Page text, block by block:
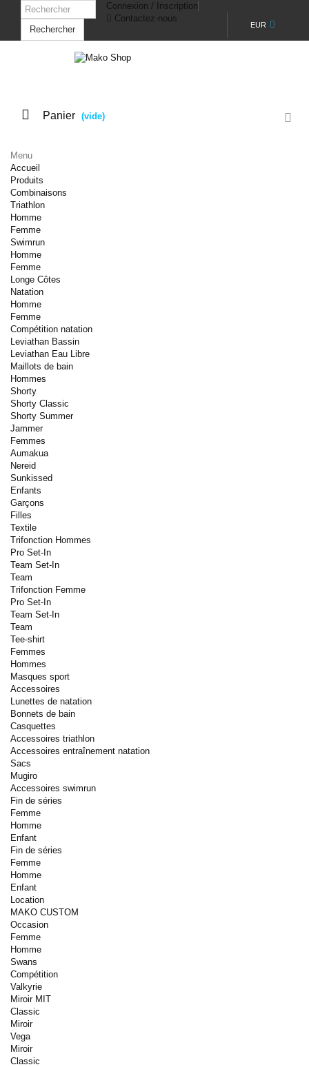
Rechercher
Connexion / Inscription
EUR
Contactez-nous
Panier (vide)
Menu
Accueil
Produits
Combinaisons
Triathlon
Homme
Femme
Swimrun
Homme
Femme
Longe Côtes
Natation
Homme
Femme
Compétition natation
Leviathan Bassin
Leviathan Eau Libre
Maillots de bain
Hommes
Shorty
Shorty Classic
Shorty Summer
Jammer
Femmes
Aumakua
Nereid
Sunkissed
Enfants
Garçons
Filles
Textile
Trifonction Hommes
Pro Set-In
Team Set-In
Team
Trifonction Femme
Pro Set-In
Team Set-In
Team
Tee-shirt
Femmes
Hommes
Masques sport
Accessoires
Lunettes de natation
Bonnets de bain
Casquettes
Accessoires triathlon
Accessoires entraînement natation
Sacs
Mugiro
Accessoires swimrun
Fin de séries
Femme
Homme
Enfant
Fin de séries
Femme
Homme
Enfant
Location
MAKO CUSTOM
Occasion
Femme
Homme
Swans
Compétition
Valkyrie
Miroir MIT
Classic
Miroir
Vega
Miroir
Classic